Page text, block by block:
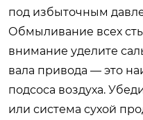
под избыточным
Обмыливание всех
внимание уделите
вала привода — это
подсоса воздуха.
или система сухой